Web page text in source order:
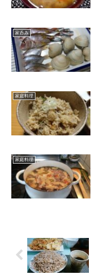
家呑み
家庭料理
家庭料理